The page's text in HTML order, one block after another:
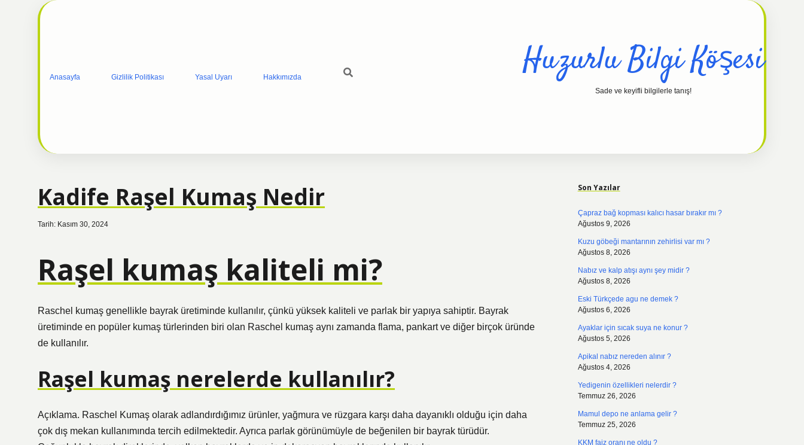
Anasayfa Gizlilik Politikası Yasal Uyarı Hakkımızda Huzurlu Bilgi Köşesi
Sade ve keyifli bilgilerle tanış!
Kadife Raşel Kumaş Nedir
Tarih: Kasım 30, 2024
Raşel kumaş kaliteli mi?
Raschel kumaş genellikle bayrak üretiminde kullanılır, çünkü yüksek kaliteli ve parlak bir yapıya sahiptir. Bayrak
üretiminde en popüler kumaş türlerinden biri olan Raschel kumaş aynı zamanda flama, pankart ve diğer birçok üründe
de kullanılır.
Raşel kumaş nerelerde kullanılır?
Açıklama. Raschel Kumaş olarak adlandırdığımız ürünler, yağmura ve rüzgara karşı daha dayanıklı olduğu için daha
çok dış mekan kullanımında tercih edilmektedir. Ayrıca parlak görünümüyle de beğenilen bir bayrak türüdür.
Son Yazılar
Çapraz bağ kopması kalıcı hasar bırakır mı ?
Ağustos 9, 2026
Kuzu göbeği mantarının zehirlisi var mı ?
Ağustos 8, 2026
Nabız ve kalp atışı aynı şey midir ?
Ağustos 8, 2026
Eski Türkçede agu ne demek ?
Ağustos 6, 2026
Ayaklar için sıcak suya ne konur ?
Ağustos 5, 2026
Apikal nabız nereden alınır ?
Ağustos 4, 2026
Yedigenin özellikleri nelerdir ?
Temmuz 26, 2026
Mamul depo ne anlama gelir ?
Temmuz 25, 2026
KKM faiz oranı ne oldu ?